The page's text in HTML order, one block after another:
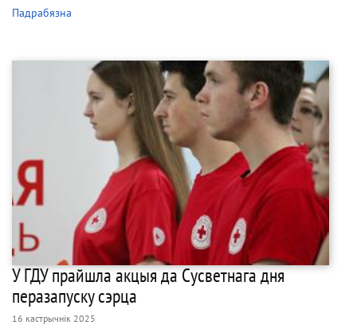
Падрабязна
У ГДУ прайшла акцыя да Сусветнага дня
перазапуску сэрца
16 кастрычнік 2025